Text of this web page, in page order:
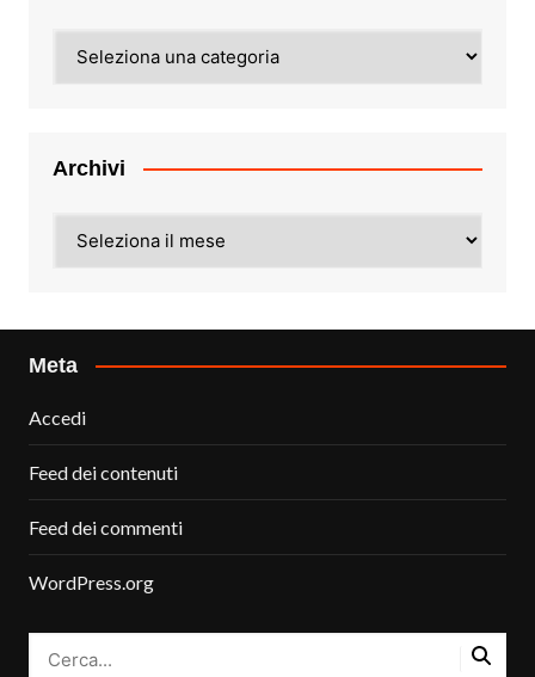
Archivi
Meta
Accedi
Feed dei contenuti
Feed dei commenti
WordPress.org